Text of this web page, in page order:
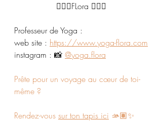
🧘🏼‍♀️FLora 🧘🏼‍♀️
Professeur de Yoga :
web site : https://www.yoga-flora.com
instagram : 📸 @yoga.flora
Prête pour un voyage au cœur de toi-
même ?
Rendez-vous sur ton tapis ici 🫴🏽✨